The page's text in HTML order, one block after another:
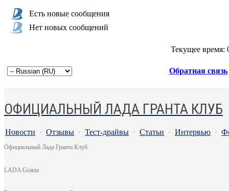
Есть новые сообщения
Нет новых сообщений
Текущее время:
Обратная связь
ОФИЦИАЛЬНЫЙ ЛАДА ГРАНТА КЛУБ
Новости · Отзывы · Тест-драйвы · Статьи · Интервью ·
Официальный Лада Гранта Клуб
LADA Granta